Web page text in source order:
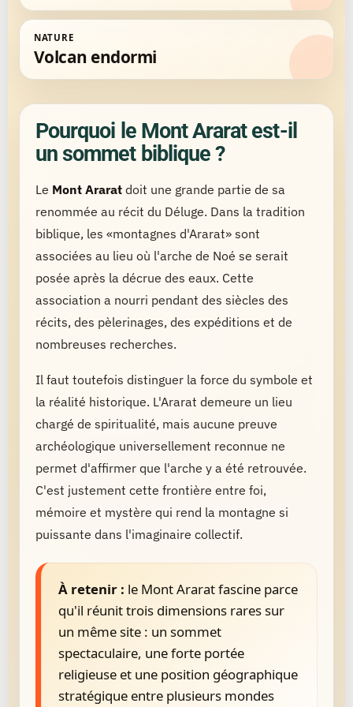
NATURE
Volcan endormi
Pourquoi le Mont Ararat est-il
un sommet biblique ?
Le Mont Araratdoit une grande partie de sa
renommée au récit du Déluge. Dans la tradition
biblique, les «montagnes d'Ararat» sont
associées au lieu où l'arche de Noé se serait
posée après la décrue des eaux. Cette
association a nourri pendant des siècles des
récits, des pèlerinages, des expéditions et de
nombreuses recherches.
Il faut toutefois distinguer la force du symbole et
la réalité historique. L'Ararat demeure un lieu
chargé de spiritualité, mais aucune preuve
archéologique universellement reconnue ne
permet d'affirmer que l'arche y a été retrouvée.
C'est justement cette frontière entre foi,
mémoire et mystère qui rend la montagne si
puissante dans l'imaginaire collectif.
À retenir : le Mont Ararat fascine parce
qu'il réunit trois dimensions rares sur
un même site : un sommet
spectaculaire, une forte portée
religieuse et une position géographique
stratégique entre plusieurs mondes